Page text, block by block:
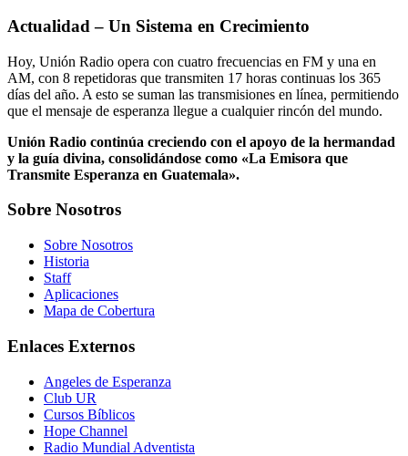
Actualidad – Un Sistema en Crecimiento
Hoy, Unión Radio opera con cuatro frecuencias en FM y una en
AM, con 8 repetidoras que transmiten 17 horas continuas los 365
días del año. A esto se suman las transmisiones en línea, permitiendo
que el mensaje de esperanza llegue a cualquier rincón del mundo.
Unión Radio continúa creciendo con el apoyo de la hermandad
y la guía divina, consolidándose como «La Emisora que
Transmite Esperanza en Guatemala».
Sobre Nosotros
Sobre Nosotros
Historia
Staff
Aplicaciones
Mapa de Cobertura
Enlaces Externos
Angeles de Esperanza
Club UR
Cursos Bíblicos
Hope Channel
Radio Mundial Adventista